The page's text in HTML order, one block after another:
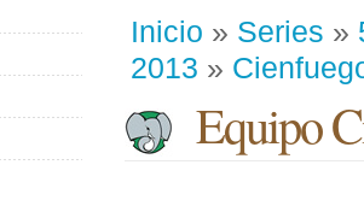
Inicio » Series »
2013 »
Equipo